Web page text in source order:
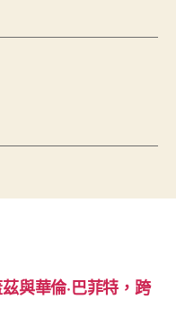
與華倫·巴菲特，跨